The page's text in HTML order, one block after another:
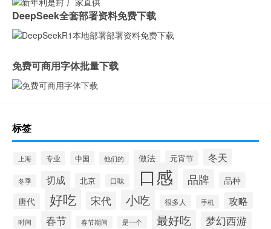
DeepSeek全套部署资料免费下载
免费可商用字体批量下载
标签
上海 专业 中国 他们的 做法 元宵节 冬天
冬季 切成 北京 口味 口感 品牌
品种
唐代
好吃 宋代 小吃 很多人 手机 攻略
时间 春节 春节期间 是一个 最好吃 梦幻西游